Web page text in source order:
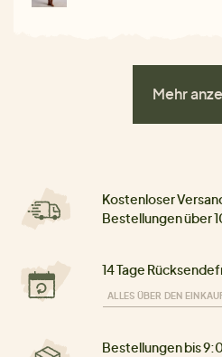
Mehr
Kostenloser
Bestellungen über
14 Tage
ALLES ÜBER DEN
Bestellungen bis